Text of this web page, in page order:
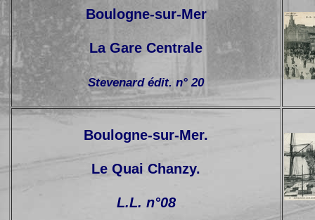
Boulogne-sur-Mer
La Gare Centrale
Stevenard édit. n° 20
Boulogne-sur-Mer.
Le Quai Chanzy.
L.L. n°08